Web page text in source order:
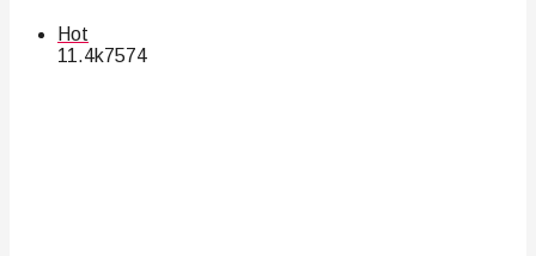
Hot
11.4k7574